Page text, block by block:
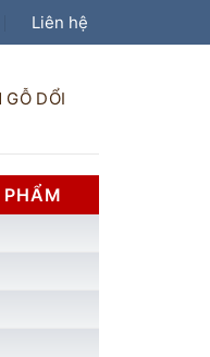
Liên hệ
GỖ DỔI